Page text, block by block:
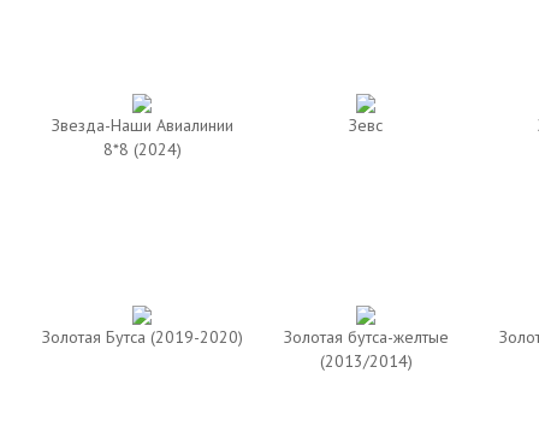
Звезда-Наши Авиалинии
8*8 (2024)
Зевс
Золотая Бутса (2019-2020)
Золотая бутса-желтые
(2013/2014)